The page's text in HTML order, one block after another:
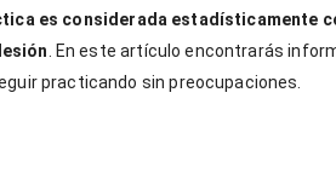
es considerada estadísticamente
. En este artículo encontrarás
practicando sin preocupaciones.